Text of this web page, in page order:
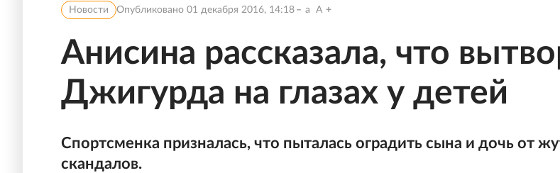
Новости Опубликовано 01 декабря 2016, 14:18 a A
Анисина рассказала, что
Джигурда на глазах у детей
Спортсменка призналась, что пыталась оградить сына и дочь от
скандалов.